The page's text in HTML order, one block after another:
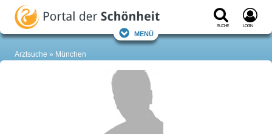
Suche Login
Menü
Arztsuche München